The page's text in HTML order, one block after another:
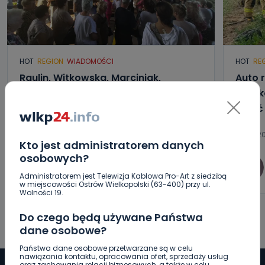
Kto jest administratorem danych
osobowych?
Administratorem jest Telewizja Kablowa Pro-Art z siedzibą
w miejscowości Ostrów Wielkopolski (63-400) przy ul.
Wolności 19.
Do czego będą używane Państwa
dane osobowe?
Państwa dane osobowe przetwarzane są w celu
nawiązania kontaktu, opracowania ofert, sprzedaży usług
HOT REGION WIADOMOŚCI
Raulin, Witkowska, Marciniak,
dzień drugi [FOTO]
Aleksandra Barczak
HOT
Auto
wyjść